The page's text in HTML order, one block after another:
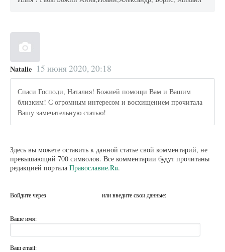
Natalie 15 июня 2020, 20:18
Спаси Господи, Наталия! Божией помощи Вам и Вашим
близким! С огромным интересом и восхищением прочитала
Вашу замечательную статью!
Здесь вы можете оставить к данной статье свой комментарий, не
превышающий 700 символов. Все комментарии будут прочитаны
редакцией портала Православие.Ru.
Войдите через или введите свои данные:
Ваше имя:
Ваш email: